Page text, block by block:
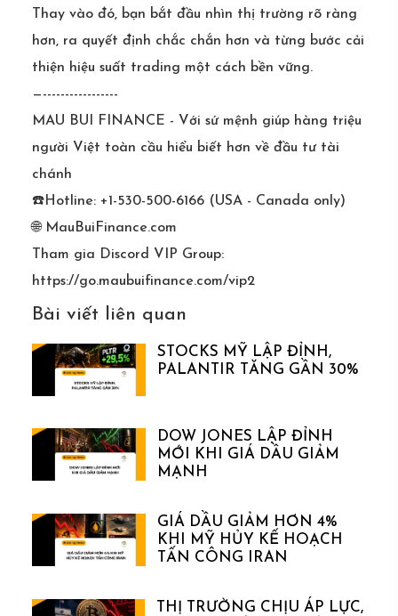
Thay vào đó, bạn bắt đầu nhìn thị trường rõ ràng
hơn, ra quyết định chắc chắn hơn và từng bước cải
thiện hiệu suất trading một cách bền vững.
—-----------------
MAU BUI FINANCE - Với sứ mệnh giúp hàng triệu
người Việt toàn cầu hiểu biết hơn về đầu tư tài
chánh
☎️Hotline: +1-530-500-6166 (USA - Canada only)
🌐 MauBuiFinance.com
Tham gia Discord VIP Group:
https://go.maubuifinance.com/vip2
Bài viết liên quan
STOCKS MỸ LẬP ĐỈNH,
PALANTIR TĂNG GẦN 30%
DOW JONES LẬP ĐỈNH
MỚI KHI GIÁ DẦU GIẢM
MẠNH
GIÁ DẦU GIẢM HƠN 4%
KHI MỸ HỦY KẾ HOẠCH
TẤN CÔNG IRAN
THỊ TRƯỜNG CHỊU ÁP LỰC,